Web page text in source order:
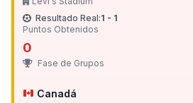
Resultado Real:1 - 1
Puntos Obtenidos
0
Fase de Grupos
Canadá